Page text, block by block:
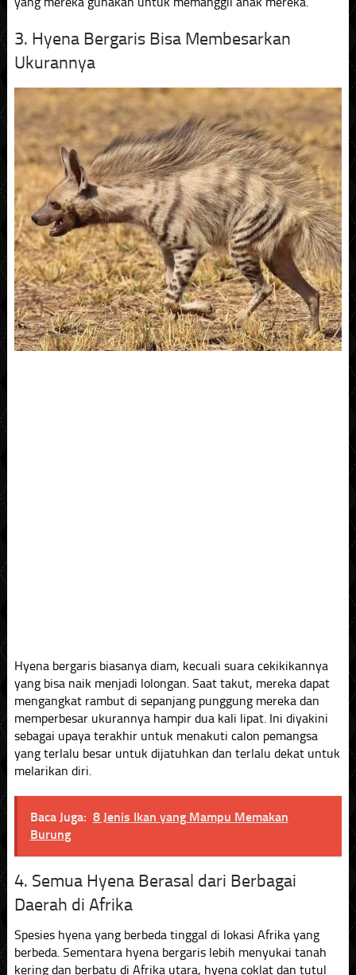
3. Hyena Bergaris Bisa Membesarkan
Ukurannya
Hyena bergaris biasanya diam, kecuali suara cekikikannya
yang bisa naik menjadi lolongan. Saat takut, mereka dapat
mengangkat rambut di sepanjang punggung mereka dan
memperbesar ukurannya hampir dua kali lipat. Ini diyakini
sebagai upaya terakhir untuk menakuti calon pemangsa
yang terlalu besar untuk dijatuhkan dan terlalu dekat untuk
melarikan diri.
Baca Juga: 8 Jenis Ikan yang Mampu Memakan
Burung
4. Semua Hyena Berasal dari Berbagai
Daerah di Afrika
Spesies hyena yang berbeda tinggal di lokasi Afrika yang
berbeda. Sementara hyena bergaris lebih menyukai tanah
kering dan berbatu di Afrika utara, hyena coklat dan tutul